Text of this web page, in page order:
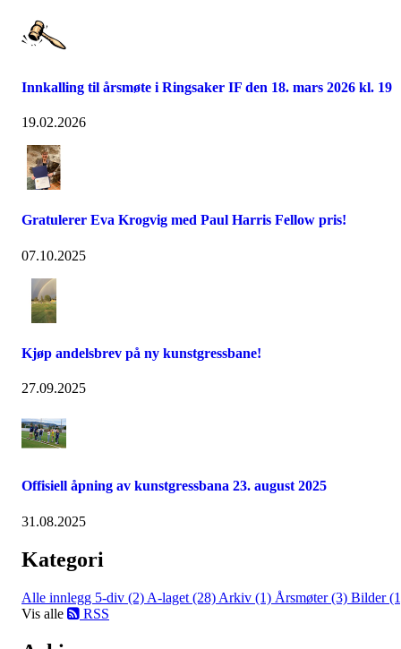
Innkalling til årsmøte i Ringsaker IF den 18. mars 2026 kl. 19
19.02.2026
Gratulerer Eva Krogvig med Paul Harris Fellow pris!
07.10.2025
Kjøp andelsbrev på ny kunstgressbane!
27.09.2025
Offisiell åpning av kunstgressbana 23. august 2025
31.08.2025
Kategori
Alle innlegg 5-div (2) A-laget (28) Arkiv (1) Årsmøter (3) Bilder
Vis alle
RSS